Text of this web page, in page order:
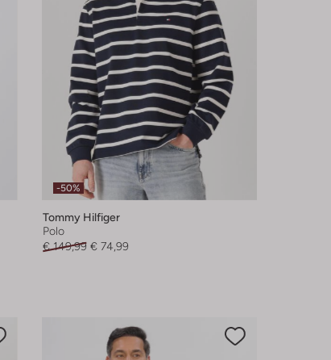
-50%
Tommy Hilfiger
Polo
€ 149,99 € 74,99